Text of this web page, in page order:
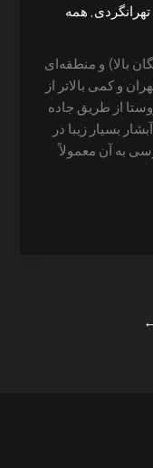
,تهرانگردی همه
بالا) و منطقه‌ای
و کمی بالاتر از
از طریق جاده
بسیار زیبا در
به آن معمولاً